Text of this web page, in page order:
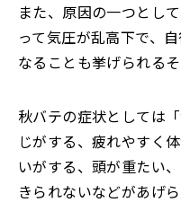
また、原因の一つとし
って気圧が乱高下で、
なることも挙げられるそ
秋バテの症状としては
じがする、疲れやすく
いがする、頭が重たい
きられないなどがあげら